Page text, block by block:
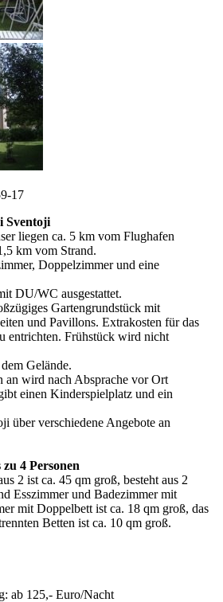
17
Sventoji
liegen ca. 5 km vom Flughafen
km vom Strand.
Doppelzimmer und eine
DU/WC ausgestattet.
Gartengrundstück mit
und Pavillons. Extrakosten für das
entrichten. Frühstück wird nicht
Gelände.
an wird nach Absprache vor Ort
einen Kinderspielplatz und ein
über verschiedene Angebote an
4 Personen
2 ist ca. 45 qm groß, besteht aus 2
Esszimmer und Badezimmer mit
mit Doppelbett ist ca. 18 qm groß, das
Betten ist ca. 10 qm groß.
ab 125,- Euro/Nacht